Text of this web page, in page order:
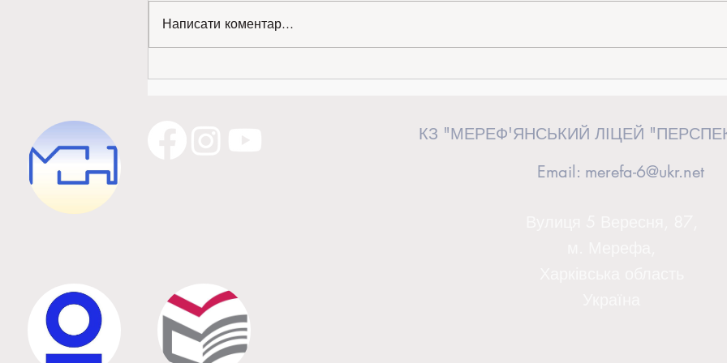
Золото міжнародної виставки —
«Від ідеї до дії»: керівниця загону
Львові
Написати коментар...
КЗ "МЕРЕФ'ЯНСЬКИЙ ЛІЦЕЙ
Email: merefa-6@ukr.net